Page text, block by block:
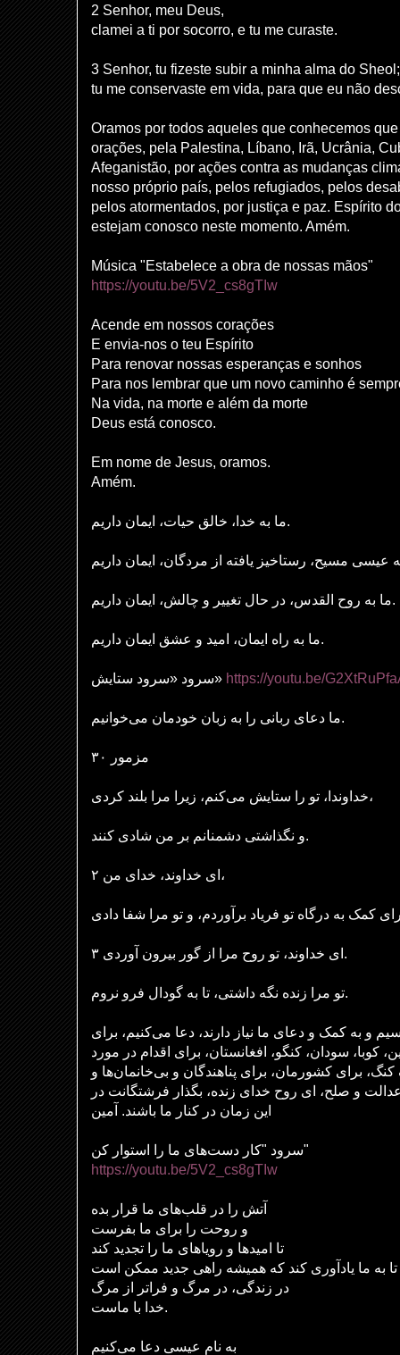
2 Senhor, meu Deus,
clamei a ti por socorro, e tu me curaste.
3 Senhor, tu fizeste subir a minha alma do Sheol;
tu me conservaste em vida, para que eu não
Oramos por todos aqueles que conhecemos
orações, pela Palestina, Líbano, Irã, Ucrânia,
Afeganistão, por ações contra as mudanças
nosso próprio país, pelos refugiados, pelos
pelos atormentados, por justiça e paz. Espírito
estejam conosco neste momento. Amém.
Música "Estabelece a obra de nossas mãos"
https://youtu.be/5V2_cs8gTIw
Acende em nossos corações
E envia-nos o teu Espírito
Para renovar nossas esperanças e sonhos
Para nos lembrar que um novo caminho é
Na vida, na morte e além da morte
Deus está conosco.
Em nome de Jesus, oramos.
Amém.
ما به خدا، خالق حیات، ایمان داریم.
ما به روح القدس، در حال تغییر و چالش، ایمان داریم.
ما به راه ایمان، امید و عشق ایمان داریم.
سرود «سرود ستایش» https://youtu.be/
ما دعای ربانی را به زبان خودمان می‌خوانیم.
مزمور ۳۰
خداوندا، تو را ستایش می‌کنم، زیرا مرا بلند کردی،
و نگذاشتی دشمنانم بر من شادی کنند.
۲ ای خداوند، خدای من،
۳ ای خداوند، تو روح مرا از گور بیرون آوردی.
تو مرا زنده نگه داشتی، تا به گودال فرو نروم.
و به کمک و دعای ما نیاز دارند، دعا می‌کنیم، برای
کوبا، سودان، کنگو، افغانستان، برای اقدام در مورد
کنگ، برای کشورمان، برای پناهندگان و بی‌خانمان‌ها و
و صلح، ای روح خدای زنده، بگذار فرشتگانت در
این زمان در کنار ما باشند. آمین
سرود "کار دست‌های ما را استوار کن"
https://youtu.be/5V2_cs8gTIw
آتش را در قلب‌های ما قرار بده
و روحت را برای ما بفرست
تا امیدها و رویاهای ما را تجدید کند
تا به ما یادآوری کند که همیشه راهی جدید ممکن است
در زندگی، در مرگ و فراتر از مرگ
خدا با ماست.
به نام عیسی دعا می‌کنیم